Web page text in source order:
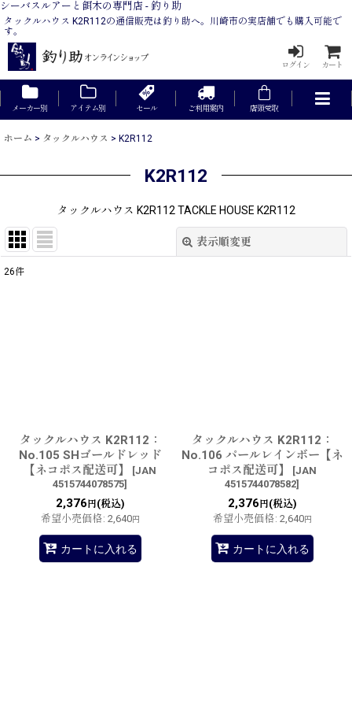
シーバスルアーと餌木の専門店 - 釣り助
タックルハウス K2R112の通信販売は釣り助へ。川崎市の実店舗でも購入可能で
す。
ログイン カート
メーカー別 アイテム別 セール ご利用案内 店頭受取
ホーム > タックルハウス > K2R112
K2R112
タックルハウス K2R112 TACKLE HOUSE K2R112
表示順変更
26件
タックルハウス K2R112：
No.105 SHゴールドレッド
【ネコポス配送可】
[JAN
4515744078575]
2,376 円(税込)
希望小売価格: 2,640円
カートに入れる
タックルハウス K2R112：
No.106 パールレインボー【ネ
コポス配送可】
[JAN
4515744078582]
2,376 円(税込)
希望小売価格: 2,640円
カートに入れる